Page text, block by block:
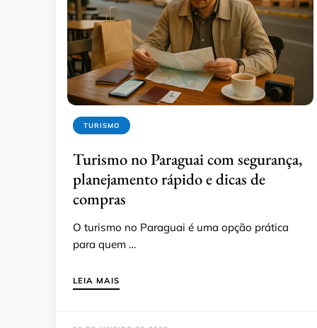
TURISMO
Turismo no Paraguai com segurança,
planejamento rápido e dicas de
compras
O turismo no Paraguai é uma opção prática
para quem …
LEIA MAIS